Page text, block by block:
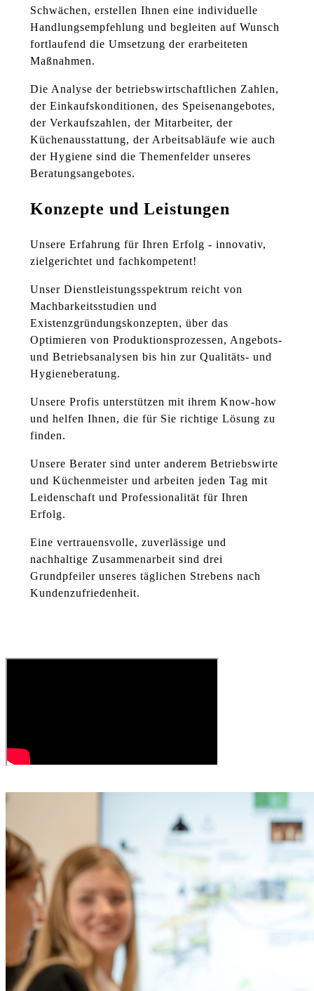
Schwächen, erstellen Ihnen eine individuelle
Handlungsempfehlung und begleiten auf Wunsch
fortlaufend die Umsetzung der erarbeiteten
Maßnahmen.
Die Analyse der betriebswirtschaftlichen Zahlen,
der Einkaufskonditionen, des Speisenangebotes,
der Verkaufszahlen, der Mitarbeiter, der
Küchenausstattung, der Arbeitsabläufe wie auch
der Hygiene sind die Themenfelder unseres
Beratungsangebotes.
Konzepte und Leistungen
Unsere Erfahrung für Ihren Erfolg - innovativ,
zielgerichtet und fachkompetent!
Unser Dienstleistungsspektrum reicht von
Machbarkeitsstudien und
Existenzgründungskonzepten, über das
Optimieren von Produktionsprozessen, Angebots-
und Betriebsanalysen bis hin zur Qualitäts- und
Hygieneberatung.
Unsere Profis unterstützen mit ihrem Know-how
und helfen Ihnen, die für Sie richtige Lösung zu
finden.
Unsere Berater sind unter anderem Betriebswirte
und Küchenmeister und arbeiten jeden Tag mit
Leidenschaft und Professionalität für Ihren
Erfolg.
Eine vertrauensvolle, zuverlässige und
nachhaltige Zusammenarbeit sind drei
Grundpfeiler unseres täglichen Strebens nach
Kundenzufriedenheit.